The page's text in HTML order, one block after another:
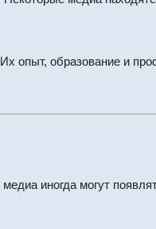
опыт, образование и
иногда могут